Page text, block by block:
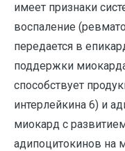
имеет признаки
воспаление
передается в
поддержки
способствует
интерлейкина 6) и
миокард с
адипоцитокинов на